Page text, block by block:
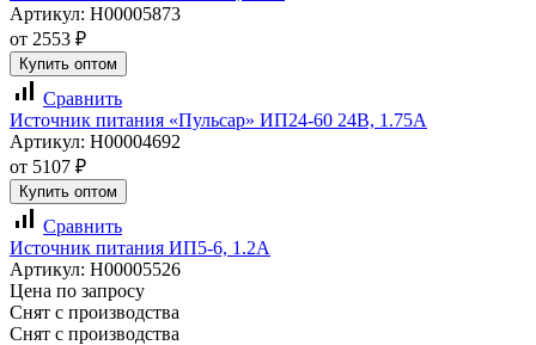
Артикул: Н00005873
от 2553 ₽
Купить оптом
signal_cellular_alt Сравнить
Источник питания «Пульсар» ИП24-60 24В, 1.75А
Артикул: Н00004692
от 5107 ₽
Купить оптом
signal_cellular_alt Сравнить
Источник питания ИП5-6, 1.2А
Артикул: Н00005526
Цена по запросу
Снят с производства
Снят с производства